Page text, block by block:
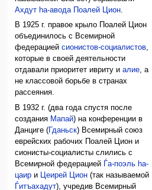
Ахдут hа-авода Поалей Цион.
В 1925 г. правое крыло Поалей Цион
объединилось с Всемирной
федерациейсионистов-социалистов,
которые в своей деятельности
отдавали приоритет ивриту иалие, а
не классовой борьбе в странах
рассеяния.
В 1932 г. (два года спустя после
создания Мапай) на конференции в
Данциге (Гданьск) Всемирный союз
еврейских рабочих Поалей Цион и
сионисты-социалисты слились с
Всемирной федерацией Ѓа-поэль hа-
цаир и Цеирей Цион (так называемой
Ѓитъахадут), учредив Всемирный